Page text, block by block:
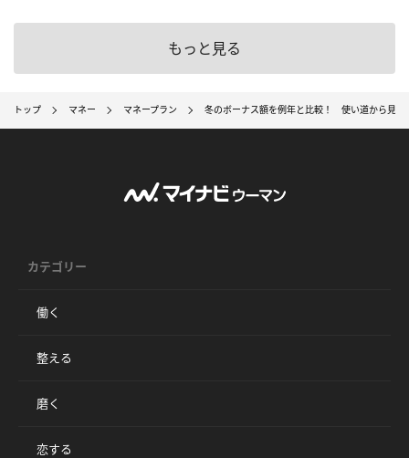
もっと見る
トップ マネー マネープラン 冬のボーナス額を例年と比較！ 使い道から見え
カテゴリー
働く
整える
磨く
恋する